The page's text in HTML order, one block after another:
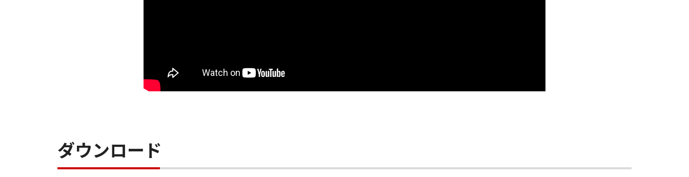
ダウンロード